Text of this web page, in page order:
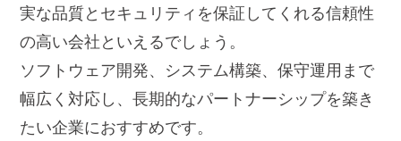
実な品質とセキュリティを保証してくれる信頼性
の高い会社といえるでしょう。
ソフトウェア開発、システム構築、保守運用まで
幅広く対応し、長期的なパートナーシップを築き
たい企業におすすめです。